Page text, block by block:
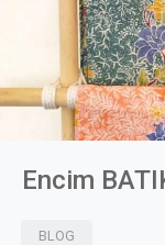
Encim
BLOG